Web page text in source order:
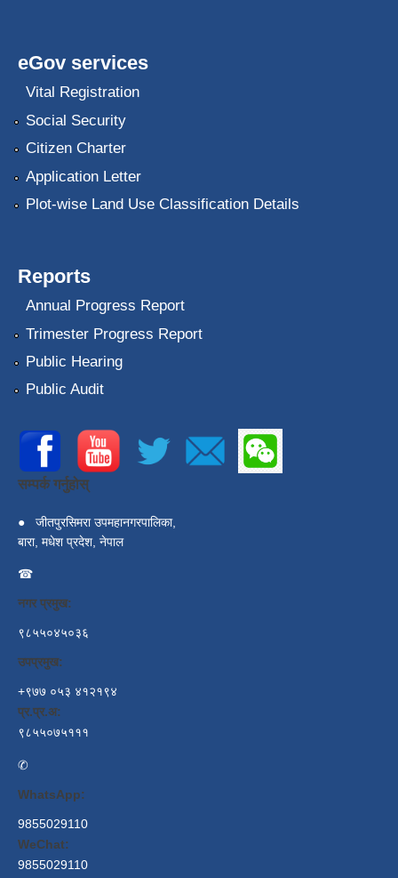
eGov services
Vital Registration
Social Security
Citizen Charter
Application Letter
Plot-wise Land Use Classification Details
Reports
Annual Progress Report
Trimester Progress Report
Public Hearing
Public Audit
सम्पर्क गर्नुहोस्
●
जीतपुरसिमरा उपमहानगरपालिका,
बारा, मधेश प्रदेश, नेपाल
☎
नगर प्रमुख:
९८५५०४५०३६
उपप्रमुख:
+९७७ ०५३ ४१२१९४
प्र.प्र.अ:
९८५५०७५१११
✆
WhatsApp:
9855029110
WeChat:
9855029110